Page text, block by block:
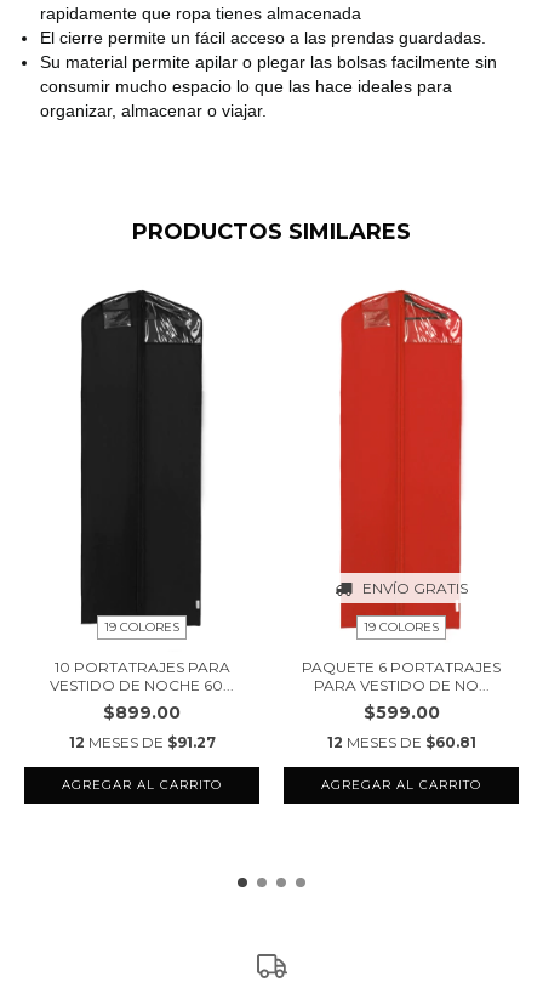
rapidamente que ropa tienes almacenada
El cierre permite un fácil acceso a las prendas guardadas.
Su material permite apilar o plegar las bolsas facilmente sin
consumir mucho espacio lo que las hace ideales para
organizar, almacenar o viajar.
PRODUCTOS SIMILARES
19 COLORES
10 PORTATRAJES PARA
VESTIDO DE NOCHE 60...
$899.00
12 MESES DE $91.27
AGREGAR AL CARRITO
ENVÍO GRATIS
19 COLORES
PAQUETE 6 PORTATRAJES
PARA VESTIDO DE NO...
$599.00
12 MESES DE $60.81
AGREGAR AL CARRITO